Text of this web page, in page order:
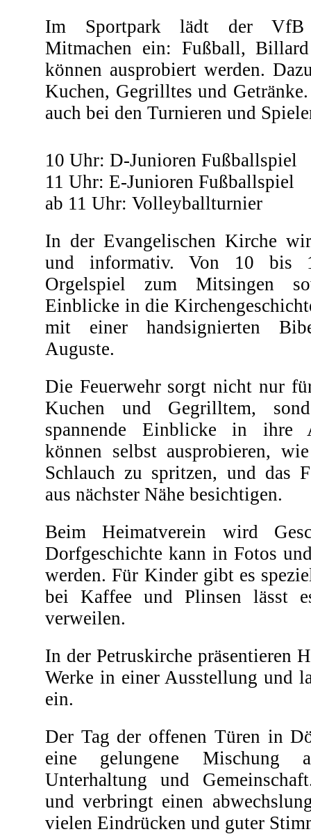
Im Sportpark lädt der VfB
Mitmachen ein: Fußball,
können ausprobiert werden.
Kuchen, Gegrilltes und
auch bei den Turnieren und
10 Uhr: D-Junioren Fußballspiel
11 Uhr: E-Junioren Fußballspiel
ab 11 Uhr: Volleyballturnier
In der Evangelischen Kirche
und informativ. Von 10 bis
Orgelspiel zum Mitsingen
Einblicke in die
mit einer handsignierten
Auguste.
Die Feuerwehr sorgt nicht nur
Kuchen und Gegrilltem,
spannende Einblicke in ihre
können selbst ausprobieren,
Schlauch zu spritzen, und das
aus nächster Nähe besichtigen.
Beim Heimatverein wird
Dorfgeschichte kann in Fotos
werden. Für Kinder gibt es
bei Kaffee und Plinsen lässt
verweilen.
In der Petruskirche präsentieren
Werke in einer Ausstellung und
ein.
Der Tag der offenen Türen in
eine gelungene Mischung
Unterhaltung und
und verbringt einen
vielen Eindrücken und guter